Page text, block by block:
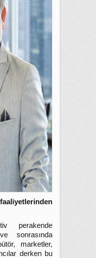
perakende
sonrasında
marketler,
derken bu